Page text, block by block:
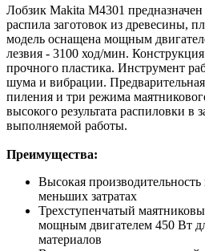
Лобзик Makita M4301
распила заготовок из древесины,
модель оснащена мощным
лезвия - 3100 ход/мин.
прочного пластика. Инструмент
шума и вибрации. Предварительная
пиления и три режима
высокого результата распиловки в
выполняемой работы.
Преимущества:
Высокая
меньших затратах
Трехступенчатый
мощным двигателем 450 Вт
материалов